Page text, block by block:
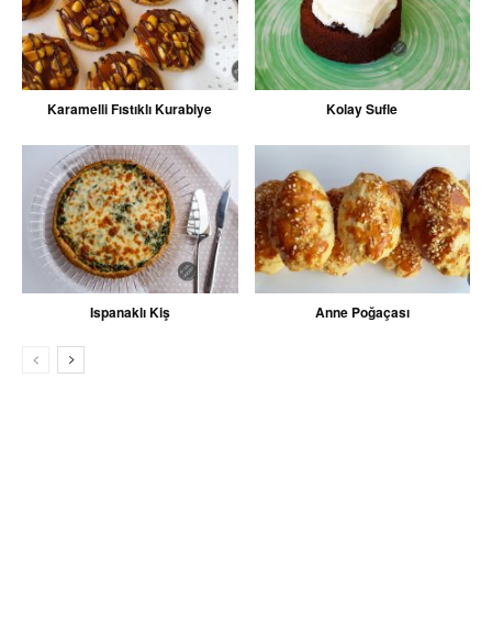
Karamelli Fıstıklı Kurabiye Kolay Sufle
Ispanaklı Kiş Anne Poğaçası